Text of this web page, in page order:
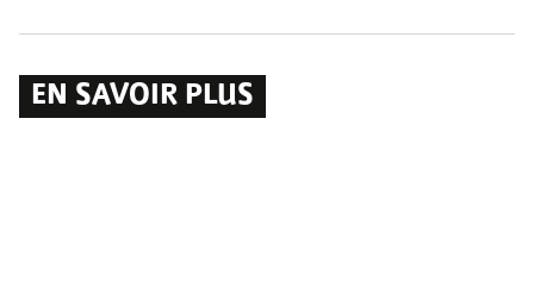
EN SAVOIR PLUS